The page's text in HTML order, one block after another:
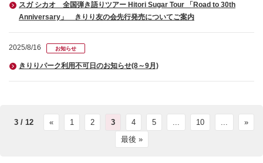
スガ シカオ 全国弾き語りツアー Hitori Sugar Tour 「Road to 30th
Anniversary」 きりり友の会先行発売についてご案内
2025/8/16 お知らせ
きりりパーク利用不可日のお知らせ(8～9月)
3 / 12 « 1 2 3 4 5 ... 10 ...
»
最後 »